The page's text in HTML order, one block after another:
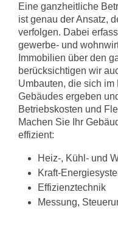
Eine ganzheitliche
ist genau der Ansatz,
verfolgen. Dabei
gewerbe- und
Immobilien über den
berücksichtigen wir
Umbauten, die sich
Gebäudes ergeben
Betriebskosten und
Machen Sie Ihr
effizient:
Heiz-, Kühl- und
Kraft-
Effizienztechnik
Messung,